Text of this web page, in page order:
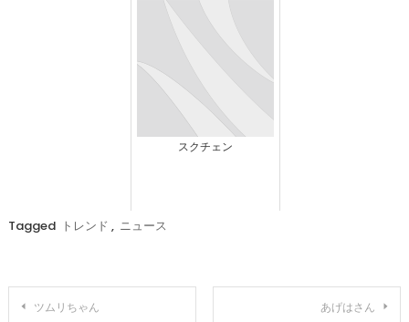
スクチェン
Tagged トレンド , ニュース
投 ツムリちゃん あげはさん